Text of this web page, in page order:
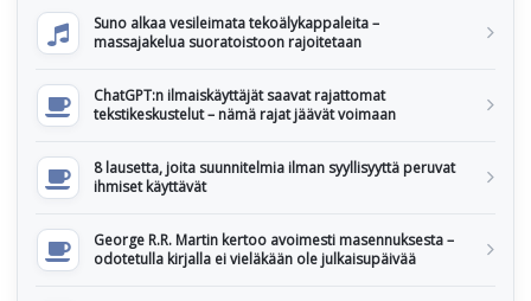
Suno alkaa vesileimata tekoälykappaleita –
massajakelua suoratoistoon rajoitetaan
ChatGPT:n ilmaiskäyttäjät saavat rajattomat
tekstikeskustelut – nämä rajat jäävät voimaan
8 lausetta, joita suunnitelmia ilman syyllisyyttä peruvat
ihmiset käyttävät
George R.R. Martin kertoo avoimesti masennuksesta –
odotetulla kirjalla ei vieläkään ole julkaisupäivää